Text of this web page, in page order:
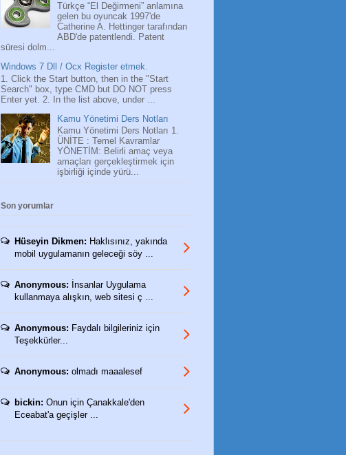
Türkçe “El Değirmeni” anlamına
gelen bu oyuncak 1997'de
Catherine A. Hettinger tarafından
ABD'de patentlendi. Patent
süresi dolm...
Windows 7 Dll / Ocx Register etmek.
1. Click the Start button, then in the "Start
Search" box, type CMD but DO NOT press
Enter yet. 2. In the list above, under ...
Kamu Yönetimi Ders Notları
Kamu Yönetimi Ders Notları 1.
ÜNİTE : Temel Kavramlar
YÖNETİM: Belirli amaç veya
amaçları gerçekleştirmek için
işbirliği içinde yürü...
Son yorumlar
Hüseyin Dikmen: Haklısınız, yakında
mobil uygulamanın geleceği söy ...
Anonymous: İnsanlar Uygulama
kullanmaya alışkın, web sitesi ç ...
Anonymous: Faydalı bilgileriniz için
Teşekkürler...
Anonymous: olmadı maaalesef
bickin: Onun için Çanakkale'den
Eceabat'a geçişler ...